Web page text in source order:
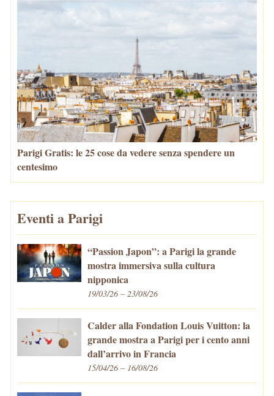
Parigi Gratis: le 25 cose da vedere senza spendere un
centesimo
Eventi a Parigi
“Passion Japon”: a Parigi la grande
mostra immersiva sulla cultura
nipponica
19/03/26 – 23/08/26
Calder alla Fondation Louis Vuitton: la
grande mostra a Parigi per i cento anni
dall’arrivo in Francia
15/04/26 – 16/08/26